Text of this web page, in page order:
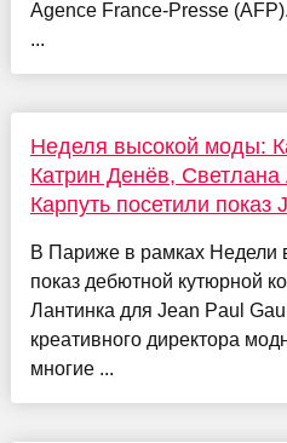
Agence France-Presse
...
Неделя высокой моды:
Катрин Денёв,
Карпуть посетили показ
В Париже в рамках Недели
показ дебютной кутюрной
Лантинка для Jean Paul
креативного директора
многие ...